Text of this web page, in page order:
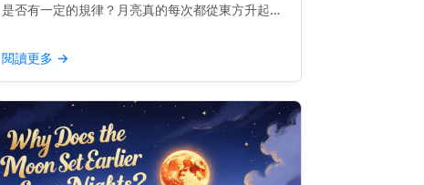
是否有一定的規律？月亮真的每次都從東方升起
非常接近東方——就像太陽一樣。 為什麼月亮會跟
隨東方 這一切都與...
閱讀更多 →